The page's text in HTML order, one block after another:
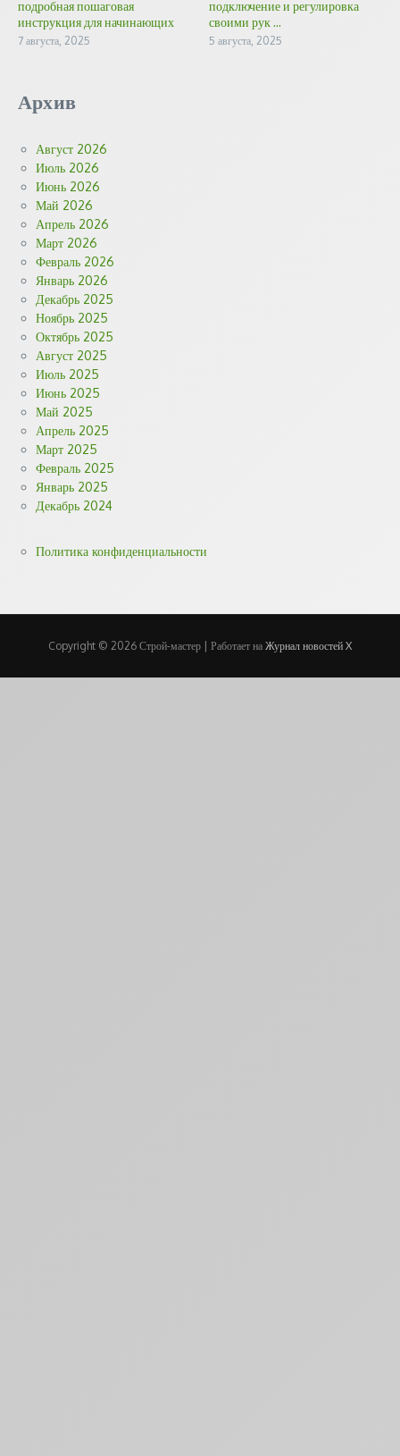
подробная пошаговая
инструкция для начинающих
7 августа, 2025
подключение и регулировка
своими рук ...
5 августа, 2025
Архив
Август 2026
Июль 2026
Июнь 2026
Май 2026
Апрель 2026
Март 2026
Февраль 2026
Январь 2026
Декабрь 2025
Ноябрь 2025
Октябрь 2025
Август 2025
Июль 2025
Июнь 2025
Май 2025
Апрель 2025
Март 2025
Февраль 2025
Январь 2025
Декабрь 2024
Политика конфиденциальности
Copyright © 2026 Строй-мастер | Работает на Журнал новостей X